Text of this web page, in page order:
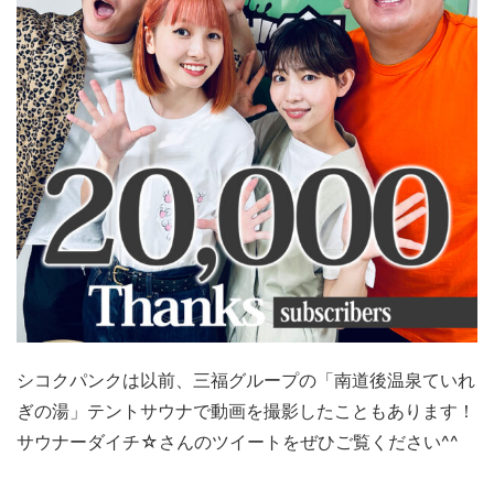
シコクパンクは以前、三福グループの「南道後温泉ていれ
ぎの湯」テントサウナで動画を撮影したこともあります！
サウナーダイチ☆さんのツイートをぜひご覧ください^^